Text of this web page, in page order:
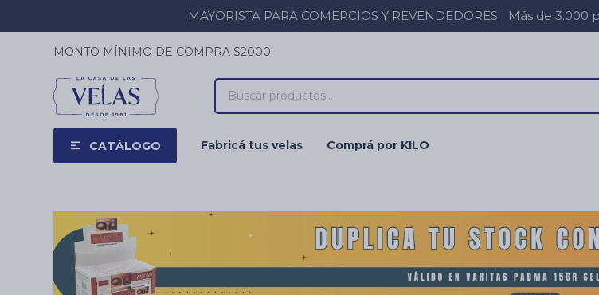
MAYORISTA PARA COMERCIOS Y REVENDEDORES | Más de
CATÁLOGO Fabricá tus velas Comprá por KILO
MONTO MÍNIMO DE COMPRA $2000